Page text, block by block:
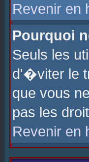
Revenir en
Pourquoi
Seuls les
d'�viter le
que vous
pas les
Revenir en